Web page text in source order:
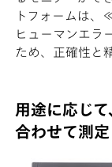
トフォームは、
ヒューマンエラ
ため、正確性と
用途に応じ
合わせて測定